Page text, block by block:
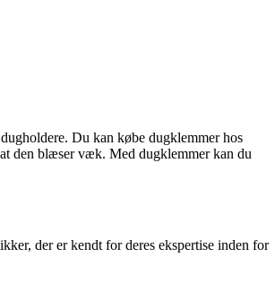
Du kan købe dugklemmer hos
den blæser væk. Med dugklemmer kan du
der er kendt for deres ekspertise inden for